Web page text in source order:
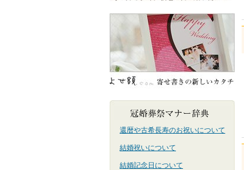
還暦や古希長寿のお祝いについて
結婚祝いについて
結婚記念日について